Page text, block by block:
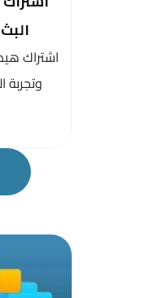
اشتراك